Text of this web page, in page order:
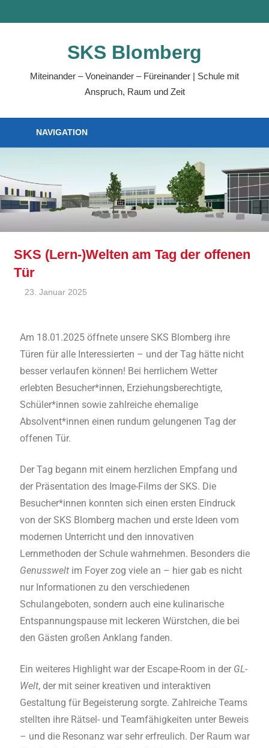
SKS Blomberg
Miteinander – Voneinander – Füreinander | Schule mit
Anspruch, Raum und Zeit
NAVIGATION
SKS (Lern-)Welten am Tag der offenen
Tür
23. Januar 2025
Am 18.01.2025 öffnete unsere SKS Blomberg ihre
Türen für alle Interessierten – und der Tag hätte nicht
besser verlaufen können! Bei herrlichem Wetter
erlebten Besucher*innen, Erziehungsberechtigte,
Schüler*innen sowie zahlreiche ehemalige
Absolvent*innen einen rundum gelungenen Tag der
offenen Tür.
Der Tag begann mit einem herzlichen Empfang und
der Präsentation des Image-Films der SKS. Die
Besucher*innen konnten sich einen ersten Eindruck
von der SKS Blomberg machen und erste Ideen vom
modernen Unterricht und den innovativen
Lernmethoden der Schule wahrnehmen. Besonders die
Genussweltim Foyer zog viele an – hier gab es nicht
nur Informationen zu den verschiedenen
Schulangeboten, sondern auch eine kulinarische
Entspannungspause mit leckeren Würstchen, die bei
den Gästen großen Anklang fanden.
Ein weiteres Highlight war der Escape-Room in der GL-
Welt, der mit seiner kreativen und interaktiven
Gestaltung für Begeisterung sorgte. Zahlreiche Teams
stellten ihre Rätsel- und Teamfähigkeiten unter Beweis
– und die Resonanz war sehr erfreulich. Der Raum war